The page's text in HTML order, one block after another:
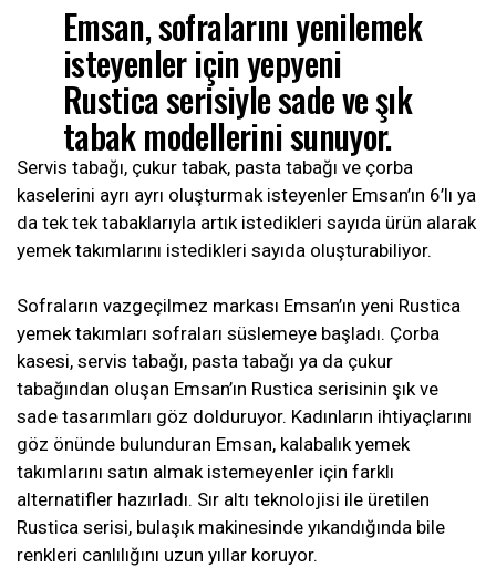
Emsan, sofralarını yenilemek
isteyenler için yepyeni
Rustica serisiyle sade ve şık
tabak modellerini sunuyor.
Servis tabağı, çukur tabak, pasta tabağı ve çorba
kaselerini ayrı ayrı oluşturmak isteyenler Emsan’ın 6’lı ya
da tek tek tabaklarıyla artık istedikleri sayıda ürün alarak
yemek takımlarını istedikleri sayıda oluşturabiliyor.
Sofraların vazgeçilmez markası Emsan’ın yeni Rustica
yemek takımları sofraları süslemeye başladı. Çorba
kasesi, servis tabağı, pasta tabağı ya da çukur
tabağından oluşan Emsan’ın Rustica serisinin şık ve
sade tasarımları göz dolduruyor. Kadınların ihtiyaçlarını
göz önünde bulunduran Emsan, kalabalık yemek
takımlarını satın almak istemeyenler için farklı
alternatifler hazırladı. Sır altı teknolojisi ile üretilen
Rustica serisi, bulaşık makinesinde yıkandığında bile
renkleri canlılığını uzun yıllar koruyor.